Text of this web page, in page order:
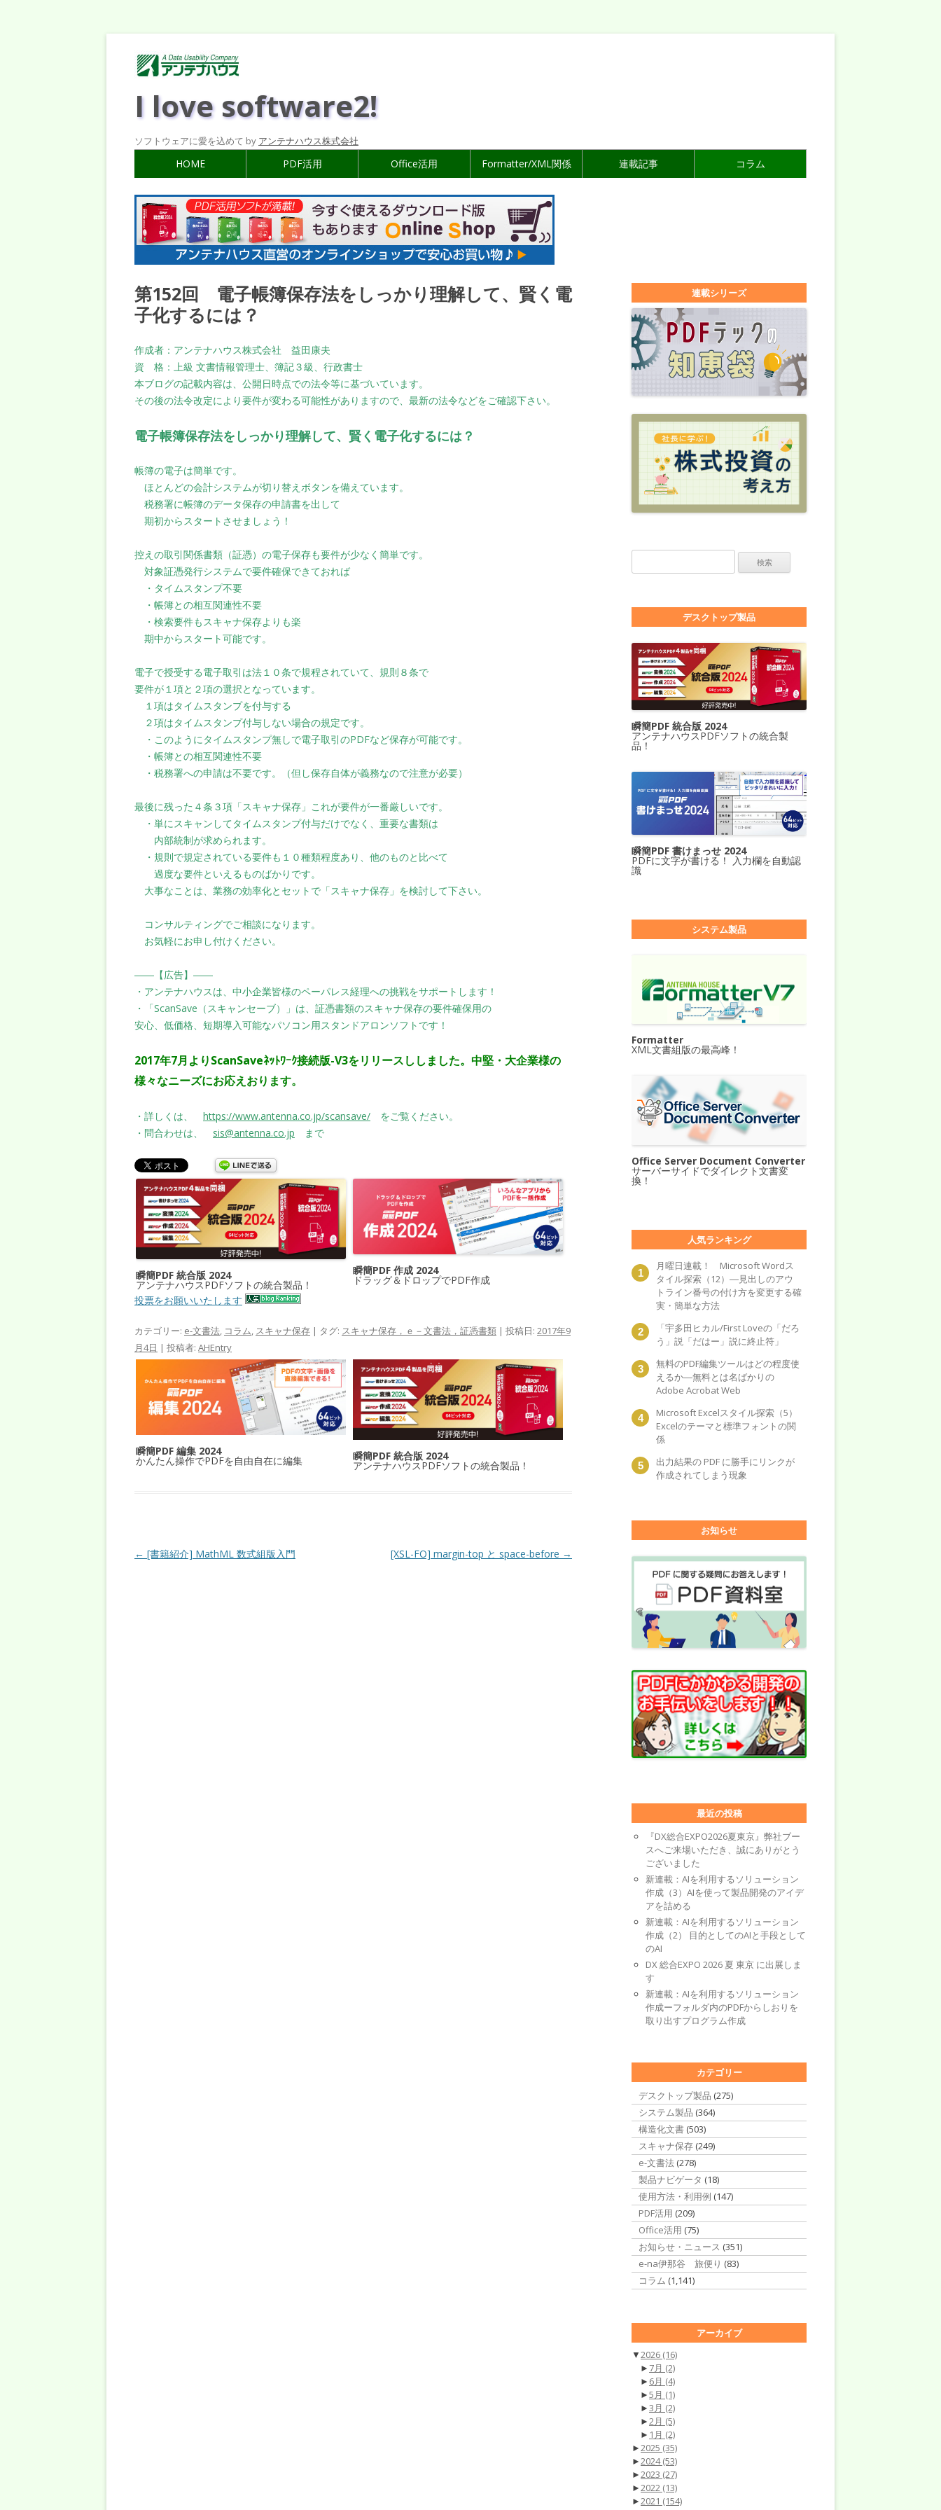
I love software2!
ソフトウェアに愛を込めて by アンテナハウス株式会社
HOME PDF活用 Office活用 Formatter/XML関係 連載記事 コラム
第152回 電子帳簿保存法をしっかり理解して、賢く電
子化するには？
作成者：アンテナハウス株式会社 益田康夫
資 格：上級 文書情報管理士、簿記３級、行政書士
本ブログの記載内容は、公開日時点での法令等に基づいています。
その後の法令改定により要件が変わる可能性がありますので、最新の法令などをご確認下さい。
電子帳簿保存法をしっかり理解して、賢く電子化するには？
帳簿の電子は簡単です。
ほとんどの会計システムが切り替えボタンを備えています。
税務署に帳簿のデータ保存の申請書を出して
期初からスタートさせましょう！
控えの取引関係書類（証憑）の電子保存も要件が少なく簡単です。
対象証憑発行システムで要件確保できておれば
・タイムスタンプ不要
・帳簿との相互関連性不要
・検索要件もスキャナ保存よりも楽
期中からスタート可能です。
電子で授受する電子取引は法１０条で規程されていて、規則８条で
要件が１項と２項の選択となっています。
１項はタイムスタンプを付与する
２項はタイムスタンプ付与しない場合の規定です。
・このようにタイムスタンプ無しで電子取引のPDFなど保存が可能です。
・帳簿との相互関連性不要
・税務署への申請は不要です。（但し保存自体が義務なので注意が必要）
最後に残った４条３項「スキャナ保存」これが要件が一番厳しいです。
・単にスキャンしてタイムスタンプ付与だけでなく、重要な書類は
内部統制が求められます。
・規則で規定されている要件も１０種類程度あり、他のものと比べて
過度な要件といえるものばかりです。
大事なことは、業務の効率化とセットで「スキャナ保存」を検討して下さい。
コンサルティングでご相談になります。
お気軽にお申し付けください。
――【広告】――
・アンテナハウスは、中小企業皆様のペーパレス経理への挑戦をサポートします！
・「ScanSave（スキャンセーブ）」は、証憑書類のスキャナ保存の要件確保用の
安心、低価格、短期導入可能なパソコン用スタンドアロンソフトです！
2017年7月よりScanSaveﾈｯﾄﾜｰｸ接続版-V3をリリースししました。 中堅・大企業様の
様々なニーズにお応えおります。
・詳しくは、 https://www.antenna.co.jp/scansave/ をご覧ください。
・問合わせは、 sis@antenna.co.jp まで
瞬簡PDF 統合版 2024
アンテナハウスPDFソフトの統合製品！
瞬簡PDF 作成 2024
ドラッグ＆ドロップでPDF作成
投票をお願いいたします
カテゴリー: e-文書法, コラム, スキャナ保存 | タグ: スキャナ保存，ｅ－文書法，証憑書類 | 投稿日: 2017年9
月4日 | 投稿者: AHEntry
瞬簡PDF 編集 2024
かんたん操作でPDFを自由自在に編集 瞬簡PDF 統合版 2024
アンテナハウスPDFソフトの統合製品！
投稿ナビゲーション
← [書籍紹介] MathML 数式組版入門 [XSL-FO] margin-top と space-before →
連載シリーズ
デスクトップ製品
瞬簡PDF 統合版 2024
アンテナハウスPDFソフトの統合製
品！
瞬簡PDF 書けまっせ 2024
PDFに文字が書ける！ 入力欄を自動認
識
システム製品
Formatter
XML文書組版の最高峰！
Office Server Document Converter
サーバーサイドでダイレクト文書変
換！
人気ランキング
月曜日連載！ Microsoft Wordス
タイル探索（12）―見出しのアウ
トライン番号の付け方を変更する確
実・簡単な方法
「宇多田ヒカル/First Loveの「だろ
う」説「だはー」説に終止符」
無料のPDF編集ツールはどの程度使
えるか―無料とは名ばかりの
Adobe Acrobat Web
Microsoft Excelスタイル探索（5）
Excelのテーマと標準フォントの関
係
出力結果の PDF に勝手にリンクが
作成されてしまう現象
お知らせ
最近の投稿
『DX総合EXPO2026夏東京』弊社ブー
スへご来場いただき、誠にありがとう
ございました
新連載：AIを利用するソリューション
作成（3）AIを使って製品開発のアイデ
アを詰める
新連載：AIを利用するソリューション
作成（2） 目的としてのAIと手段として
のAI
DX 総合EXPO 2026 夏 東京 に出展しま
す
新連載：AIを利用するソリューション
作成ーフォルダ内のPDFからしおりを
取り出すプログラム作成
カテゴリー
デスクトップ製品 (275)
システム製品 (364)
構造化文書 (503)
スキャナ保存 (249)
e-文書法 (278)
製品ナビゲータ (18)
使用方法・利用例 (147)
PDF活用 (209)
Office活用 (75)
お知らせ・ニュース (351)
e-na伊那谷 旅便り (83)
コラム (1,141)
アーカイブ
▼2026 (16)
► 7月 (2)
► 6月 (4)
►5月 (1)
►3月 (2)
►2月 (5)
► 1月 (2)
►2025 (35)
►2024(53)
►2023 (27)
►2022 (13)
►2021 (154)